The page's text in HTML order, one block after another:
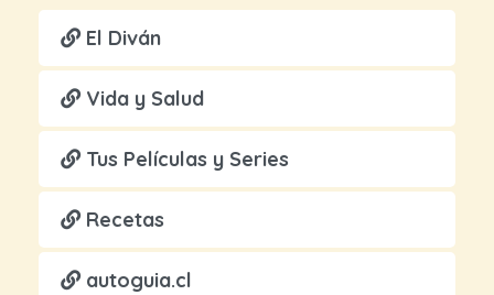
El Diván
Vida y Salud
Tus Películas y Series
Recetas
autoguia.cl